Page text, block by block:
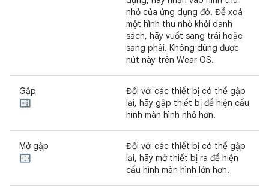
nhỏ của ứng dụng đó. Để xoá
một hình thu nhỏ khỏi danh
sách, hãy vuốt sang trái hoặc
sang phải. Không dùng được
nút này trên Wear OS.
Gập
Đối với các thiết bị có thể gập
lại, hãy gập thiết bị để hiện cấu
hình màn hình nhỏ hơn.
Mở gập
Đối với các thiết bị có thể gập
lại, hãy mở thiết bị ra để hiện
cấu hình màn hình lớn hơn.